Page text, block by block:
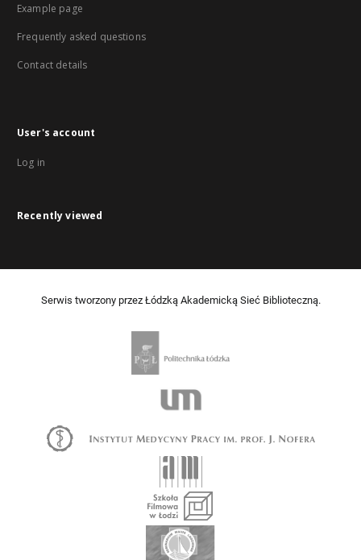
Example page
Frequently asked questions
Contact details
User's account
Log in
Recently viewed
Serwis tworzony przez Łódzką Akademicką Sieć Biblioteczną.